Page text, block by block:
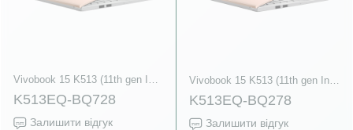
K513EQ-BQ728
Залишити відгук
K513EQ-BQ278
Залишити відгук